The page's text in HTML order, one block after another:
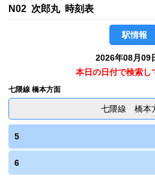
N02 次郎丸 時刻表
駅情報
2026年08月09
本日の日付で検索し
七隈線 橋本方面
七隈線 橋本
5
6